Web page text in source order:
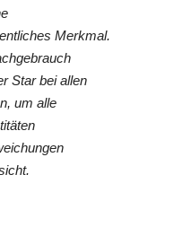
Merkmal.
Star bei allen
um alle